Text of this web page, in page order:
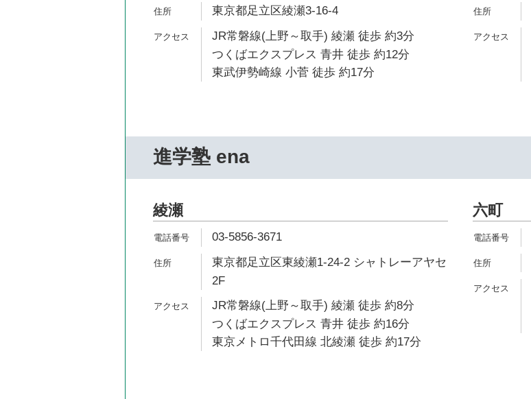
東京都足立区綾瀬3-16-4
JR常磐線(上野～取手) 綾瀬 徒歩 約3分
つくばエクスプレス 青井 徒歩 約12分
東武伊勢崎線 小菅 徒歩 約17分
進学塾 ena
綾瀬
03-5856-3671
東京都足立区東綾瀬1-24-2 シャトレーアヤセ
2F
JR常磐線(上野～取手) 綾瀬 徒歩 約8分
つくばエクスプレス 青井 徒歩 約16分
東京メトロ千代田線 北綾瀬 徒歩 約17分
六町